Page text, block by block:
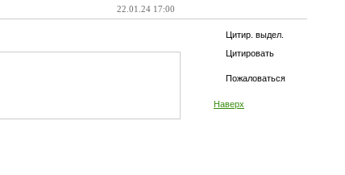
22.01.24 17:00
Цитир. выдел.
Цитировать
Пожаловаться
Наверх